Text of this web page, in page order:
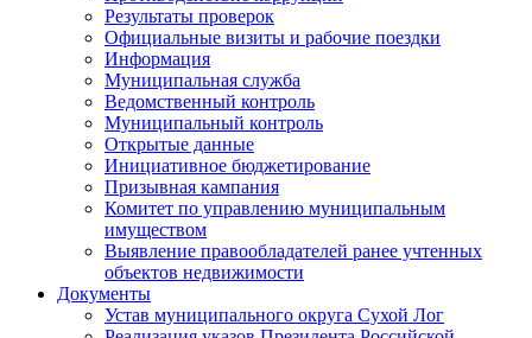
Результаты проверок
Официальные визиты и рабочие поездки
Информация
Муниципальная служба
Ведомственный контроль
Муниципальный контроль
Открытые данные
Инициативное бюджетирование
Призывная кампания
Комитет по управлению муниципальным
имуществом
Выявление правообладателей ранее учтенных
объектов недвижимости
Документы
Устав муниципального округа Сухой Лог